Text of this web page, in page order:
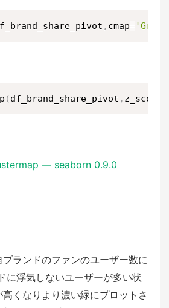
, cmap=
( df_brand_share_pivot , z_score
— seaborn 0.9.0
ランドのファンのユーザー数に
に浮気しないユーザーが多い状
くなりより濃い緑にプロットさ